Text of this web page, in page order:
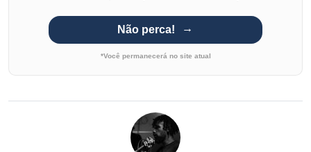
Não perca!
*Você permanecerá no site atual